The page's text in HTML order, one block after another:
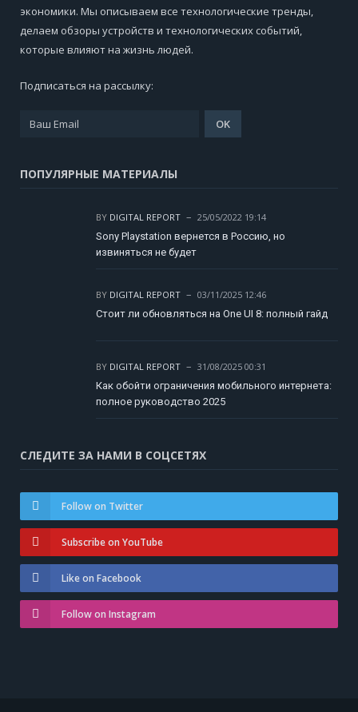
экономики. Мы описываем все технологические тренды,
делаем обзоры устройств и технологических событий,
которые влияют на жизнь людей.
Подписаться на рассылку:
ПОПУЛЯРНЫЕ МАТЕРИАЛЫ
BY DIGITAL REPORT
25/05/2022 19:14
Sony Playstation вернется в Россию, но
извиняться не будет
BY DIGITAL REPORT
03/11/2025 12:46
Стоит ли обновляться на One UI 8: полный гайд
BY DIGITAL REPORT
31/08/2025 00:31
Как обойти ограничения мобильного интернета:
полное руководство 2025
СЛЕДИТЕ ЗА НАМИ В СОЦСЕТЯХ
Follow on Twitter
Subscribe on YouTube
Like on Facebook
Follow on Instagram